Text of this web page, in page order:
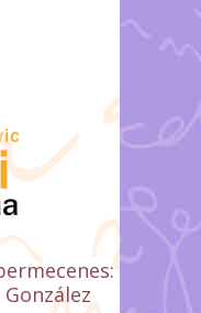
González